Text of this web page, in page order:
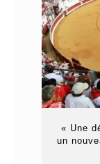
« Une
un